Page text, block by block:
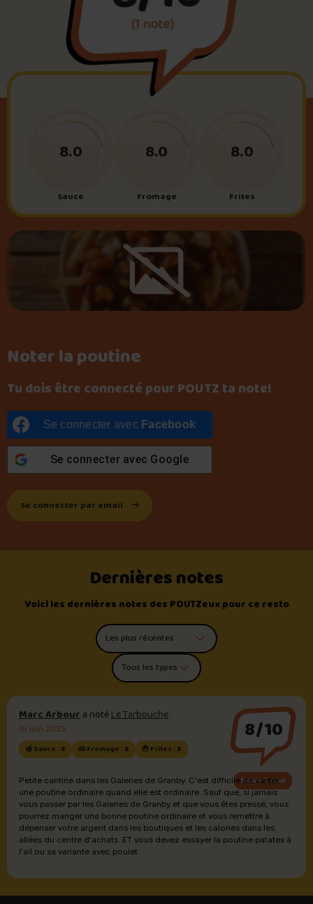
Foire aux questions
(1 note)
Noter la poutine
Tu dois être connecté pour POUTZ ta note!
Se connecter avec Facebook
Se connecter avec Google
Se connecter par email
Sauce
8.0
Fromage
8.0
Frites
8.0
Dernières notes
Voici les dernières notes des POUTZeux pour ce resto
Trier les commentaires
Filtrer par type de poutine
Marc Arboura notéLe Tarbouche
16 juin 2025
🍯 Sauce : 8 🧀 Fromage : 8 🍟 Frites : 8
8/10
Sauce brune
Petite cantine dans les Galeries de Granby. C'est difficile de vanter
une poutine ordinaire quand elle est ordinaire. Sauf que, si jamais
vous passer par les Galeries de Granby et que vous êtes pressé, vous
pourrez manger une bonne poutine ordinaire et vous remettre à
dépenser votre argent dans les boutiques et les calories dans les
allées du centre d'achats. ET vous devez essayer la poutine patates à
l'ail ou sa variante avec poulet.